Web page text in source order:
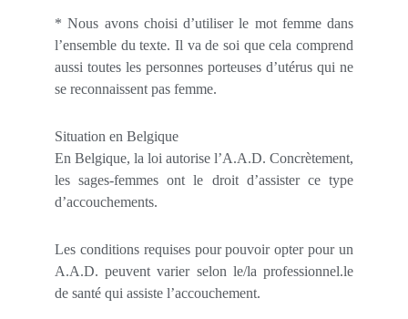
* Nous avons choisi d’utiliser le mot femme dans
l’ensemble du texte. Il va de soi que cela comprend
aussi toutes les personnes porteuses d’utérus qui ne
se reconnaissent pas femme.
Situation en Belgique
En Belgique, la loi autorise l’A.A.D. Concrètement,
les sages-femmes ont le droit d’assister ce type
d’accouchements.
Les conditions requises pour pouvoir opter pour un
A.A.D. peuvent varier selon le/la professionnel.le
de santé qui assiste l’accouchement.